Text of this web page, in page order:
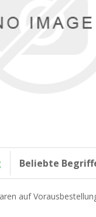
Beliebte
auf